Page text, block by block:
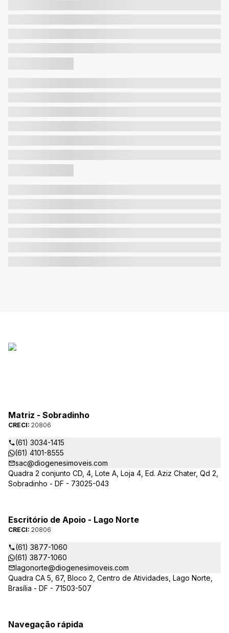
Matriz - Sobradinho
CRECI: 20806
(61) 3034-1415
(61) 4101-8555
sac@diogenesimoveis.com
Quadra 2 conjunto CD, 4, Lote A, Loja 4, Ed. Aziz Chater, Qd 2,
Sobradinho - DF - 73025-043
Escritório de Apoio - Lago Norte
CRECI: 20806
(61) 3877-1060
(61) 3877-1060
lagonorte@diogenesimoveis.com
Quadra CA 5, 67, Bloco 2, Centro de Atividades, Lago Norte,
Brasília - DF - 71503-507
Navegação rápida